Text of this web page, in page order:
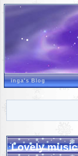
inga's Blog
Lovely music